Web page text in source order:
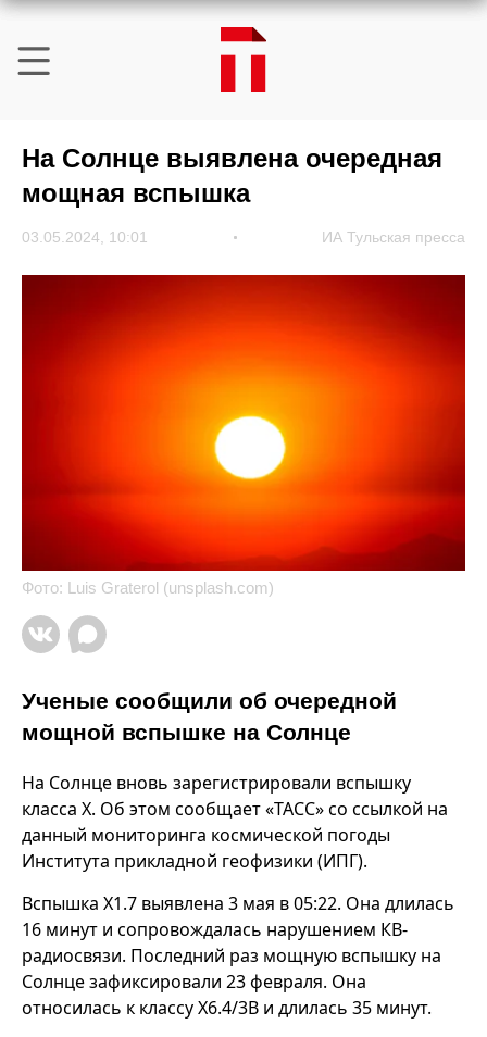
На Солнце выявлена очередная
мощная вспышка
03.05.2024, 10:01 ИА Тульская пресса
Фото: Luis Graterol (unsplash.com)
Ученые сообщили об очередной
мощной вспышке на Солнце
На Солнце вновь зарегистрировали вспышку
класса X. Об этом сообщает «ТАСС» со ссылкой на
данный мониторинга космической погоды
Института прикладной геофизики (ИПГ).
Вспышка X1.7 выявлена 3 мая в 05:22. Она длилась
16 минут и сопровождалась нарушением КВ-
радиосвязи. Последний раз мощную вспышку на
Солнце зафиксировали 23 февраля. Она
относилась к классу X6.4/3B и длилась 35 минут.